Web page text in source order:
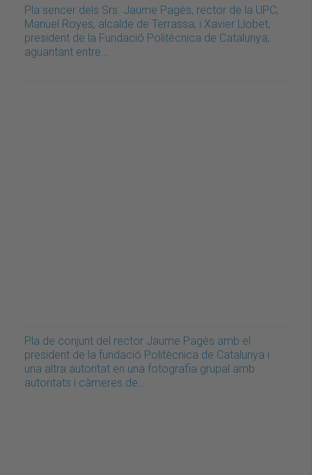
Pla sencer dels Srs. Jaume Pagès, rector de la UPC;
Manuel Royes, alcalde de Terrassa; i Xavier Llobet,
president de la Fundació Politècnica de Catalunya;
aguantant entre…
Pla de conjunt del rector Jaume Pagès amb el
president de la fundació Politècnica de Catalunya i
una altra autoritat en una fotografia grupal amb
autoritats i càmeres de…